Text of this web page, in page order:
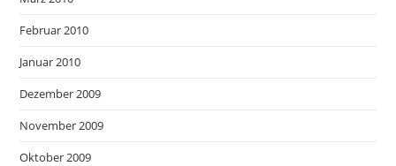
Februar 2010
Januar 2010
Dezember 2009
November 2009
Oktober 2009